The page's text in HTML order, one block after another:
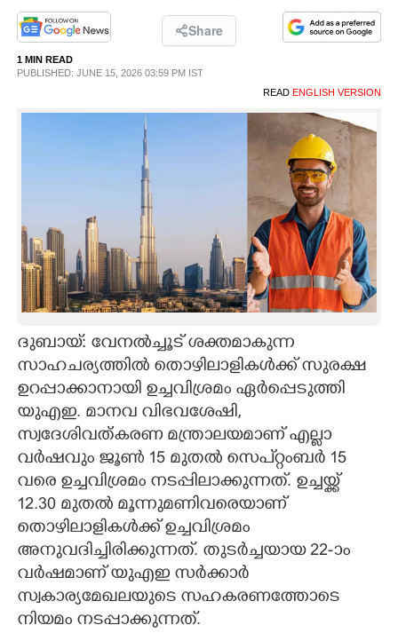
PHOTOS
LIFESTYLE
ART
ASTRO
ZOOM
CONTACT US
Share
1 MIN READ
PUBLISHED: JUNE 15, 2026 03:59 PM IST
READ ENGLISH VERSION
ദുബായ്: വേനൽച്ചൂട് ശക്തമാകുന്ന
സാഹചര്യത്തിൽ തൊഴിലാളികൾക്ക് സുരക്ഷ
ഉറപ്പാക്കാനായി ഉച്ചവിശ്രമം ഏർപ്പെടുത്തി
യുഎഇ. മാനവ വിഭവശേഷി,​
സ്വദേശിവത്കരണ മന്ത്രാലയമാണ് എല്ലാ
വ‌ർഷവും ജൂൺ 15 മുതൽ സെപ്റ്റംബർ 15
വരെ ഉച്ചവിശ്രമം നടപ്പിലാക്കുന്നത്. ഉച്ചയ്ക്ക്
12.30 മുതൽ മൂന്നുമണിവരെയാണ്
തൊഴിലാളികൾക്ക് ഉച്ചവിശ്രമം
അനുവദിച്ചിരിക്കുന്നത്. തുടർച്ചയായ 22-ാം
വർഷമാണ് യുഎഇ സർക്കാർ
സ്വകാര്യമേഖലയുടെ സഹകരണത്തോടെ
നിയമം നടപ്പാക്കുന്നത്.